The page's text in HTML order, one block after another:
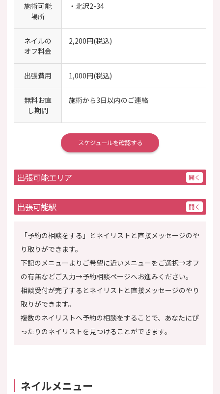
施術可能
場所
・北沢2-34
ネイルの
オフ料金
2,200円(税込)
出張費用 1,000円(税込)
無料お直
し期間
施術から3日以内のご連絡
スケジュールを確認する
出張可能エリア
出張可能駅
「予約の相談をする」とネイリストと直接メッセージのや
り取りができます。
下記のメニューよりご希望に近いメニューをご選択→オフ
の有無などご入力→予約相談ページへお進みください。
相談受付が完了するとネイリストと直接メッセージのやり
取りができます。
複数のネイリストへ予約の相談をすることで、あなたにぴ
ったりのネイリストを見つけることができます。
ネイルメニュー